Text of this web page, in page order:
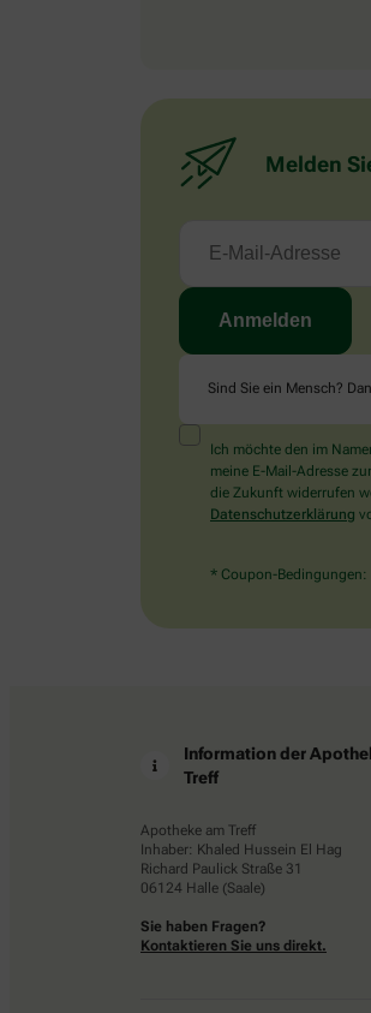
Melden
Sind Sie ein Mensch?
Ich möchte den im
meine E-Mail-Adresse
die Zukunft widerrufen
Datenschutzerklärung
* Coupon-Bedingungen:
Information der
Treff
Apotheke am Treff
Inhaber: Khaled Hussein El Hag
Richard Paulick Straße 31
06124 Halle (Saale)
Sie haben Fragen?
Kontaktieren Sie uns direkt.